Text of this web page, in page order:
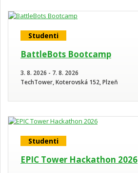
Studenti
BattleBots Bootcamp
3. 8. 2026 - 7. 8. 2026
TechTower, Koterovská 152, Plzeň
Studenti
EPIC Tower Hackathon 2026